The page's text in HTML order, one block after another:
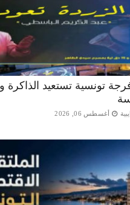
تونسية تستعيد الذاكرة
أغسطس 06, 2026